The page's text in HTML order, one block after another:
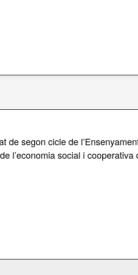
de segon cicle de
l’economia social i